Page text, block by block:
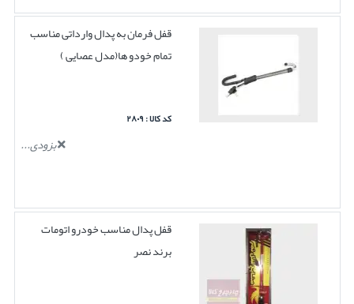
قفل فرمان به پدال وارداتی مناسب
تمام خودو ها(مدل عصایی )
کد کالا : ۲۸۰۹
بزودی...
قفل پدال مناسب خودرو اتومات
برند نصر